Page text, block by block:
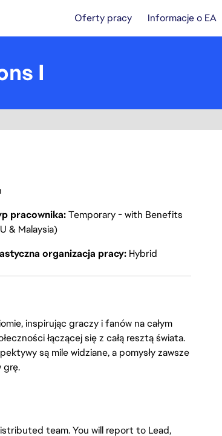
Oferty pracy Informacje o EA
I
pracownika Temporary - with Benefits
& Malaysia)
organizacja pracy Hybrid
inspirując graczy i fanów na całym
łączącej się z całą resztą świata.
są mile widziane, a pomysły zawsze
grę.
team. You will report to Lead,